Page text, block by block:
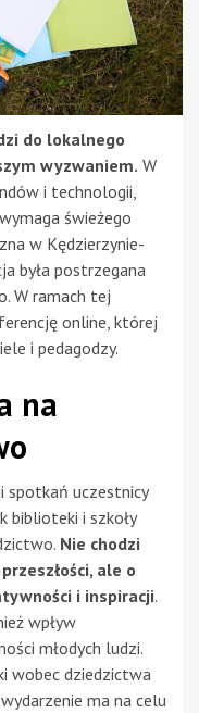
do lokalnego
wyzwaniem. W
i technologii,
świeżego
w Kędzierzynie-
była postrzegana
W ramach tej
online, której
i pedagodzy.
na
spotkań uczestnicy
biblioteki i szkoły
Nie chodzi
ale o
i inspiracji.
wpływ
młodych ludzi.
wobec dziedzictwa
ma na celu